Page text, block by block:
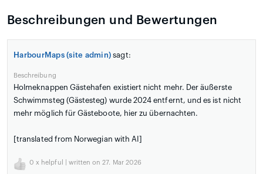
Beschreibungen und Bewertungen
HarbourMaps (site admin) sagt:
Beschreibung
Holmeknappen Gästehafen existiert nicht mehr. Der äußerste
Schwimmsteg (Gästesteg) wurde 2024 entfernt, und es ist nicht
mehr möglich für Gästeboote, hier zu übernachten.
[translated from Norwegian with AI]
0 x helpful | written on 27. Mar 2026